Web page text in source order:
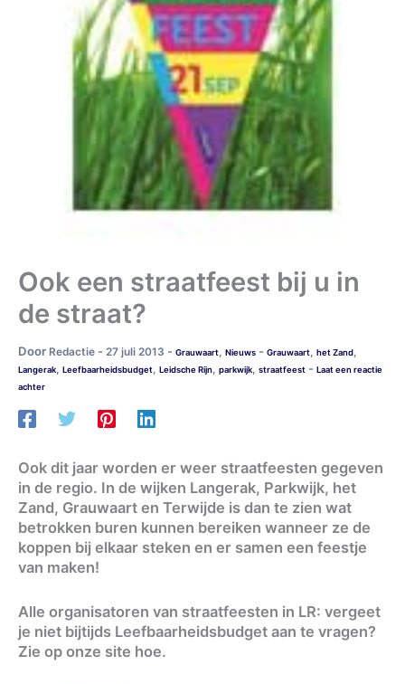
Ook een straatfeest bij u in
de straat?
Door Redactie - 27 juli 2013 - Grauwaart, Nieuws - Grauwaart, het Zand,
Langerak, Leefbaarheidsbudget, Leidsche Rijn, parkwijk, straatfeest - Laat een reactie
achter
Ook dit jaar worden er weer straatfeesten gegeven
in de regio. In de wijken Langerak, Parkwijk, het
Zand, Grauwaart en Terwijde is dan te zien wat
betrokken buren kunnen bereiken wanneer ze de
koppen bij elkaar steken en er samen een feestje
van maken!
Alle organisatoren van straatfeesten in LR: vergeet
je niet bijtijds Leefbaarheidsbudget aan te vragen?
Zie op onze site hoe.